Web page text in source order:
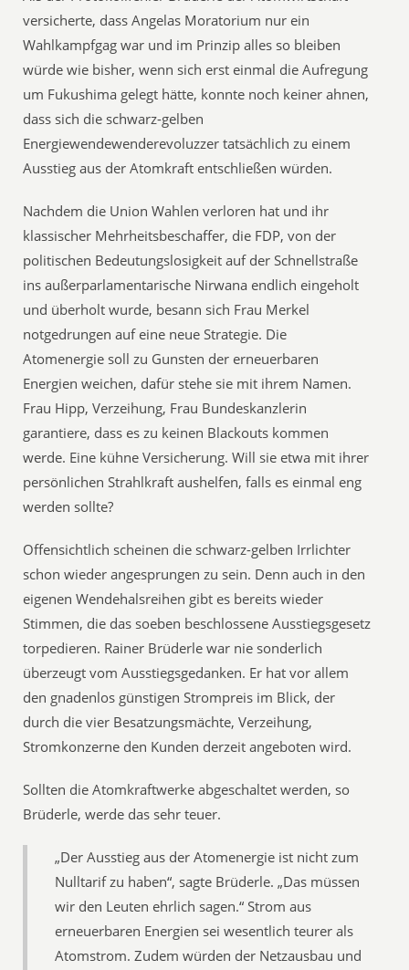
versicherte, dass Angelas Moratorium nur ein
Wahlkampfgag war und im Prinzip alles so bleiben
würde wie bisher, wenn sich erst einmal die Aufregung
um Fukushima gelegt hätte, konnte noch keiner ahnen,
dass sich die schwarz-gelben
Energiewendewenderevoluzzer tatsächlich zu einem
Ausstieg aus der Atomkraft entschließen würden.
Nachdem die Union Wahlen verloren hat und ihr
klassischer Mehrheitsbeschaffer, die FDP, von der
politischen Bedeutungslosigkeit auf der Schnellstraße
ins außerparlamentarische Nirwana endlich eingeholt
und überholt wurde, besann sich Frau Merkel
notgedrungen auf eine neue Strategie. Die
Atomenergie soll zu Gunsten der erneuerbaren
Energien weichen, dafür stehe sie mit ihrem Namen.
Frau Hipp, Verzeihung, Frau Bundeskanzlerin
garantiere, dass es zu keinen Blackouts kommen
werde. Eine kühne Versicherung. Will sie etwa mit ihrer
persönlichen Strahlkraft aushelfen, falls es einmal eng
werden sollte?
Offensichtlich scheinen die schwarz-gelben Irrlichter
schon wieder angesprungen zu sein. Denn auch in den
eigenen Wendehalsreihen gibt es bereits wieder
Stimmen, die das soeben beschlossene Ausstiegsgesetz
torpedieren. Rainer Brüderle war nie sonderlich
überzeugt vom Ausstiegsgedanken. Er hat vor allem
den gnadenlos günstigen Strompreis im Blick, der
durch die vier Besatzungsmächte, Verzeihung,
Stromkonzerne den Kunden derzeit angeboten wird.
Sollten die Atomkraftwerke abgeschaltet werden, so
Brüderle, werde das sehr teuer.
„Der Ausstieg aus der Atomenergie ist nicht zum
Nulltarif zu haben“, sagte Brüderle. „Das müssen
wir den Leuten ehrlich sagen.“ Strom aus
erneuerbaren Energien sei wesentlich teurer als
Atomstrom. Zudem würden der Netzausbau und